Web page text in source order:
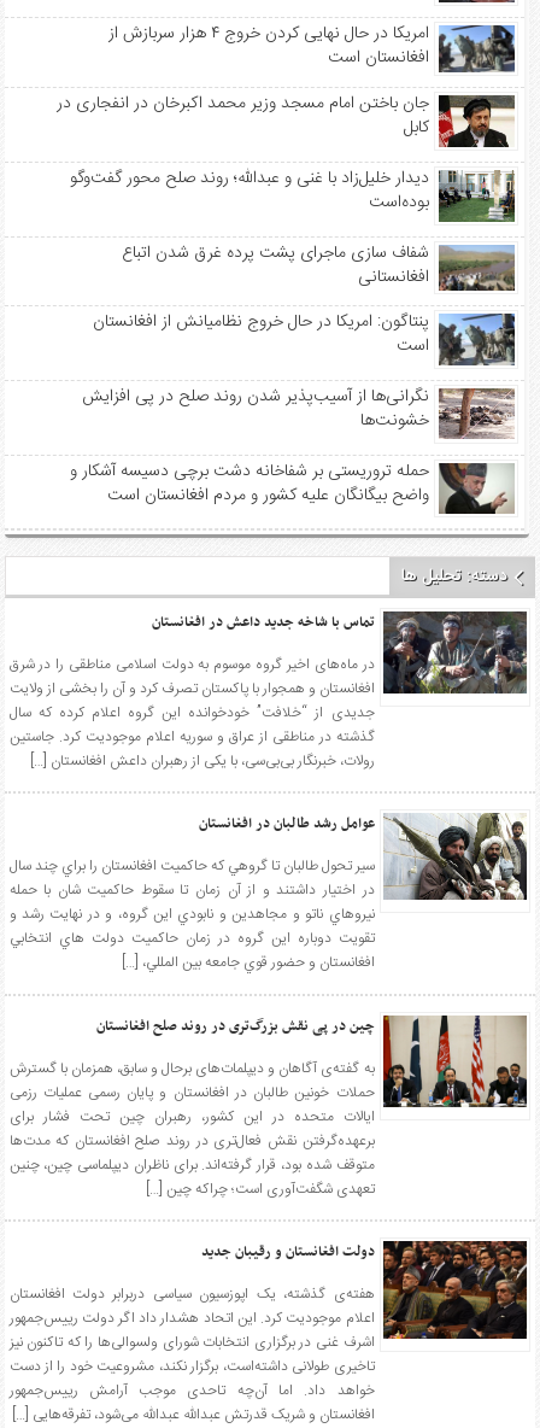
امریکا در حال نهایی کردن خروج ۴ هزار سربازش از
افغانستان است
جان باختن امام مسجد وزیر محمد اکبرخان در انفجاری در
کابل
دیدار خلیل‌زاد با غنی و عبدالله؛ روند صلح محور گفت‌وگو
بوده‌است
شفاف سازی ماجرای پشت پرده غرق شدن اتباع
افغانستانی
پنتاگون: امریکا در حال خروج نظامیانش از افغانستان
است
نگرانی‌ها از آسیب‌پذیر شدن روند صلح در پی افزایش
خشونت‌ها
حمله تروریستی بر شفاخانه دشت برچی دسیسه آشکار و
واضح بیگانگان علیه کشور و مردم افغانستان است
دسته:تحلیل ها
تماس با شاخه جدید داعش در افغانستان
در ماه‌های اخیر گروه موسوم به دولت اسلامی مناطقی را در شرق
افغانستان و همجوار با پاکستان تصرف کرد و آن را بخشی از ولایت
جدیدی از “خلافت” خودخوانده این گروه اعلام کرده که سال
گذشته در مناطقی از عراق و سوریه اعلام موجودیت کرد. جاستین
رولات، خبرنگار بی‌بی‌سی، با یکی از رهبران داعش افغانستان […]
عوامل رشد طالبان در افغانستان
سير تحول طالبان تا گروهي که حاکميت افغانستان را براي چند سال
در اختيار داشتند و از آن زمان تا سقوط حاکميت شان با حمله
نيروهاي ناتو و مجاهدين و نابودي اين گروه، و در نهايت رشد و
تقويت دوباره اين گروه در زمان حاکميت دولت هاي انتخابي
افغانستان و حضور قوي جامعه بين المللي، […]
چین در پی نقش بزرگ‌تری در روند صلح افغانستان
به گفته‌ی آگاهان و دیپلمات‌های برحال و سابق، همزمان با گسترش
حملات خونین طالبان در افغانستان و پایان رسمی عملیات رزمی
ایالات متحده در این کشور، رهبران چین تحت فشار برای
برعهده‌گرفتن نقش فعال‌تری در روند صلح افغانستان که مدت‌ها
متوقف شده بود، قرار گرفته‌اند. برای ناظران دیپلماسی چین، چنین
تعهدی شگفت‌آوری است؛ چراکه چین […]
دولت افغانستان و رقیبان جدید
هفته‌ی گذشته، یک اپوزسیون سیاسی دربرابر دولت افغانستان
اعلام موجودیت کرد. این اتحاد هشدار داد اگر دولت رییس‌جمهور
اشرف غنی در برگزاری انتخابات شورای ولسوالی‌ها را که تاکنون نیز
تاخیری طولانی داشته‌است، برگزار نکند، مشروعیت خود را از دست
خواهد داد. اما آن‌چه تاحدی موجب آرامش رییس‌جمهور
افغانستان و شریک قدرتش عبدالله عبدالله می‌شود، تفرقه‌هایی […]